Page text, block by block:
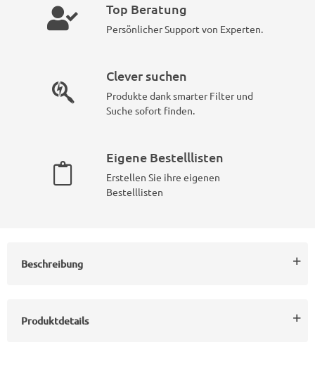
Top Beratung
Persönlicher Support von Experten.
Clever suchen
Produkte dank smarter Filter und
Suche sofort finden.
Eigene Bestelllisten
Erstellen Sie ihre eigenen
Bestelllisten
Beschreibung
Produktdetails